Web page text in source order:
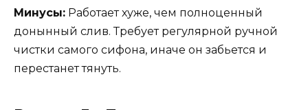
Минусы: Работает хуже, чем полноценный
донынный слив. Требует регулярной ручной
чистки самого сифона, иначе он забьется и
перестанет тянуть.